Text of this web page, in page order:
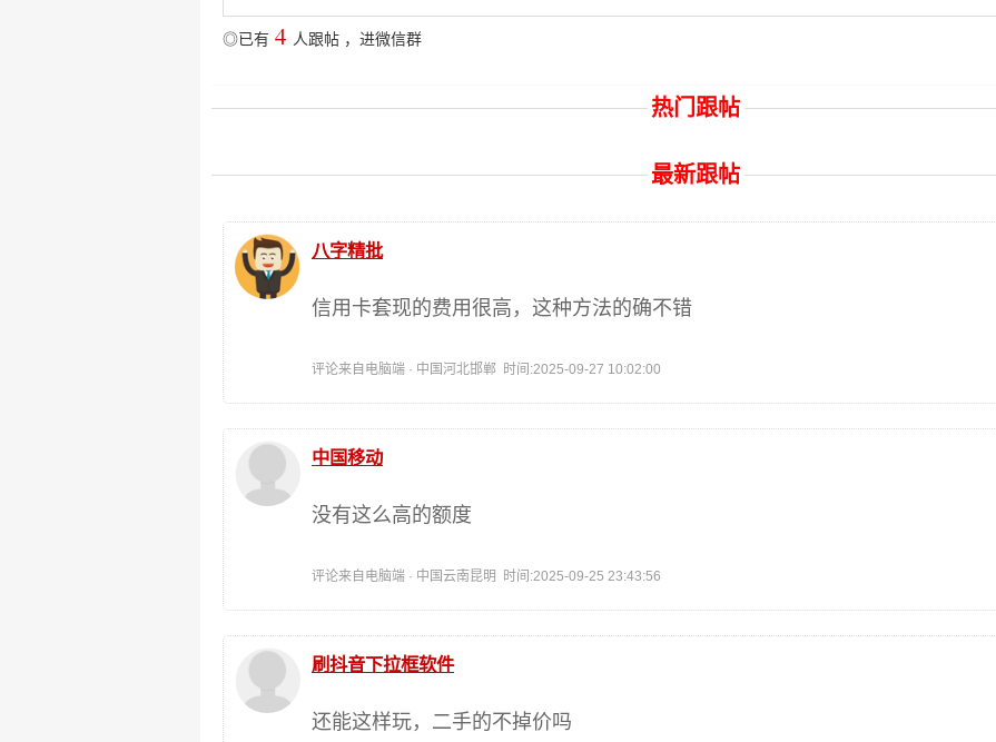
◎已有 4 人跟帖 ， 进微信群
热门跟帖
最新跟帖
八字精批
信用卡套现的费用很高，这种方法的确不错
评论来自电脑端 · 中国河北邯郸 时间:2025-09-27 10:02:00
中国移动
没有这么高的额度
评论来自电脑端 · 中国云南昆明 时间:2025-09-25 23:43:56
刷抖音下拉框软件
还能这样玩，二手的不掉价吗